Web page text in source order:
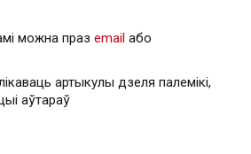
можна праз email або
артыкулы дзеля палемікі,
аўтараў